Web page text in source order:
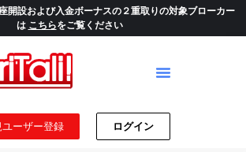
開設および入金ボーナスの２重取りの対象ブローカー
は こちらをご覧ください
ユーザー登録 ログイン